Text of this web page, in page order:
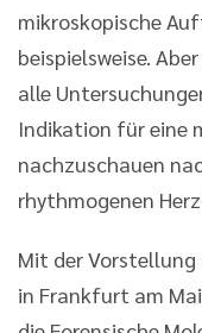
mikroskopische
beispielsweise.
alle
Indikation für eine
nachzuschauen
rhythmogenen
Mit der Vorstellung
in Frankfurt am